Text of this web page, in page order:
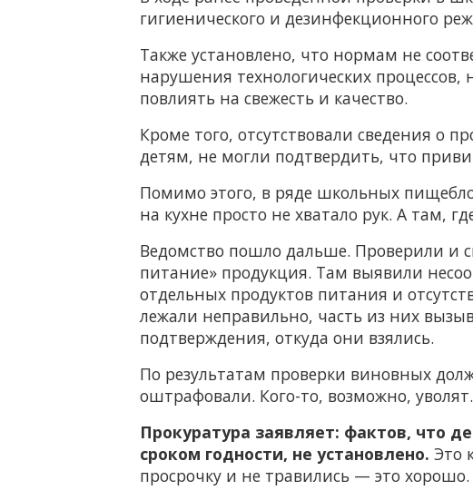
гигиенического и дезинфекционного
Также установлено, что нормам не
нарушения технологических
повлиять на свежесть и качество.
Кроме того, отсутствовали сведения о
детям, не могли подтвердить, что
Помимо этого, в ряде школьных
на кухне просто не хватало рук. А там,
Ведомство пошло дальше. Проверили и
питание» продукция. Там выявили
отдельных продуктов питания и
лежали неправильно, часть из них
подтверждения, откуда они взялись.
По результатам проверки виновных
оштрафовали. Кого-то, возможно,
Прокуратура заявляет: фактов, что
сроком годности, не установлено. Это
просрочку и не травились — это хорошо.